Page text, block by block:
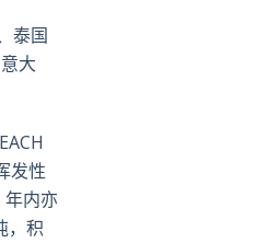
泰国
大
发性
年内亦
，积